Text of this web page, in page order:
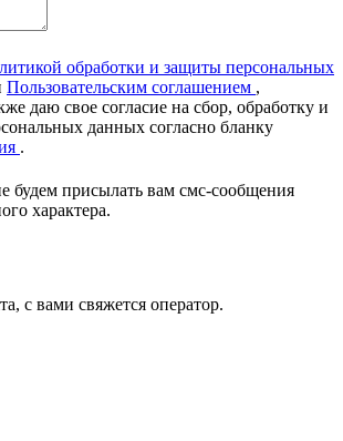
обработки и защиты персональных
Пользовательским соглашением ,
даю свое согласие на сбор, обработку и
данных согласно бланку
.
будем присылать вам смс-сообщения
характера.
с вами свяжется оператор.